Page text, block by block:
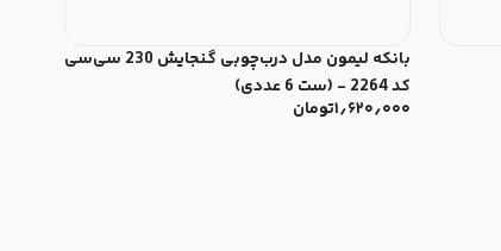
بانکه لیمون مدل درب‌چوبی گنجایش 230 سی‌سی
کد 2264 - (ست 6 عددی)
۱٫۶۲۰٫۰۰۰تومان